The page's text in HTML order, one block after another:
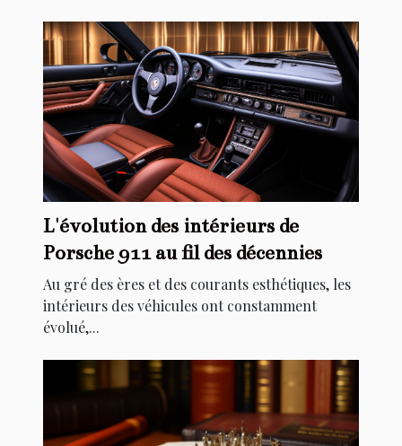
L'évolution des intérieurs de
Porsche 911 au fil des décennies
Au gré des ères et des courants esthétiques, les
intérieurs des véhicules ont constamment
évolué,...